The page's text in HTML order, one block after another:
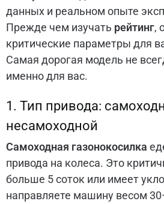
данных и реальном опыте
Прежде чем изучать рейтинг,
критические параметры для
Самая дорогая модель не
именно для вас.
1. Тип привода:
несамоходной
Самоходная газонокосилка
привода на колеса. Это
больше 5 соток или имеет
направляете машину весом